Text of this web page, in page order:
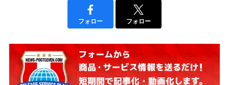
フォロー フォロー